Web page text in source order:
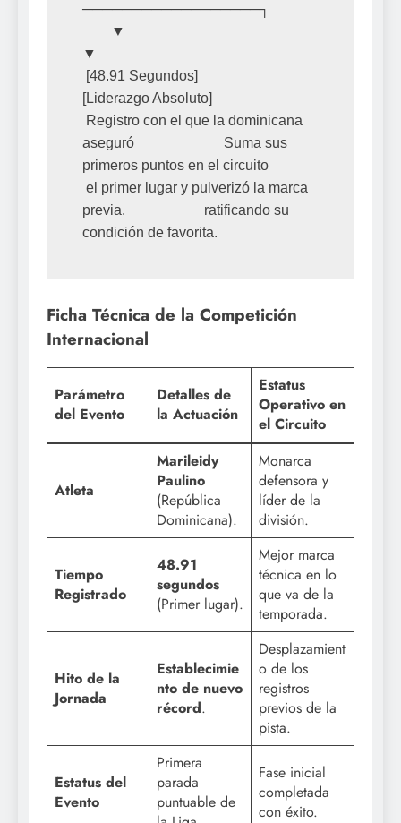
──────────────────┐
▼
[Liderazgo Absoluto]
aseguró                         Suma sus
primeros puntos en el circuito
previa.                      ratificando su
Ficha Técnica de la Competición
Internacional
Parámetro
del Evento
Detalles de
la Actuación
Estatus
Operativo en
el Circuito
Atleta
Marileidy
Paulino
(República
Dominicana).
Monarca
defensora y
líder de la
división.
Tiempo
Registrado
48.91
segundos
(Primer lugar).
Mejor marca
técnica en lo
que va de la
temporada.
Hito de la
Jornada
Establecimie
nto de nuevo
récord.
Desplazamient
o de los
registros
previos de la
pista.
Estatus del
Evento
Primera
parada
puntuable de
Fase inicial
completada
con éxito.